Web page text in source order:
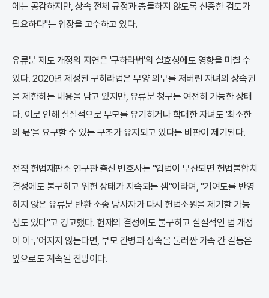
에는 공감하지만, 상속 전체 규정과 충돌하지 않도록 신중한 검토가
필요하다"는 입장을 고수하고 있다.
유류분 제도 개정의 지연은 '구하라법'의 실효성에도 영향을 미칠 수
있다. 2020년 제정된 구하라법은 부양 의무를 저버린 자녀의 상속권
을 제한하는 내용을 담고 있지만, 유류분 청구는 여전히 가능한 상태
다. 이로 인해 실질적으로 부모를 유기하거나 학대한 자녀도 '최소한
의 몫'을 요구할 수 있는 구조가 유지되고 있다는 비판이 제기된다.
전직 헌법재판소 연구관 출신 변호사는 "입법이 무산되면 헌법불합치
결정에도 불구하고 위헌 상태가 지속되는 셈"이라며, "기여도를 반영
하지 않은 유류분 반환 소송 당사자가 다시 헌법소원을 제기할 가능
성도 있다"고 경고했다. 헌재의 결정에도 불구하고 실질적인 법 개정
이 이루어지지 않는다면, 부모 간병과 상속을 둘러싼 가족 간 갈등은
앞으로도 계속될 전망이다.